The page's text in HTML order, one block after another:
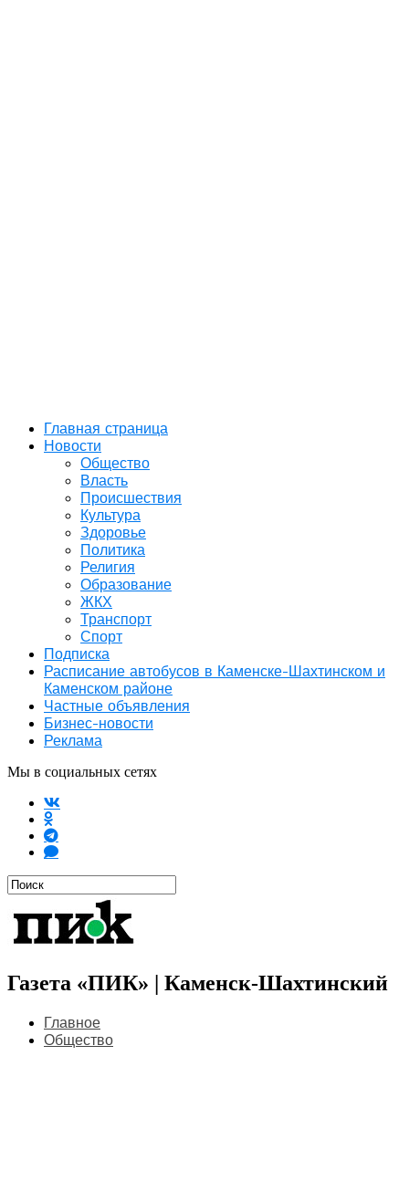
Главная страница
Новости
Общество
Власть
Происшествия
Культура
Здоровье
Политика
Религия
Образование
ЖКХ
Транспорт
Спорт
Подписка
Расписание автобусов в Каменске-Шахтинском и
Каменском районе
Частные объявления
Бизнес-новости
Реклама
Мы в социальных сетях
Газета «ПИК» | Каменск-Шахтинский
Главное
Общество